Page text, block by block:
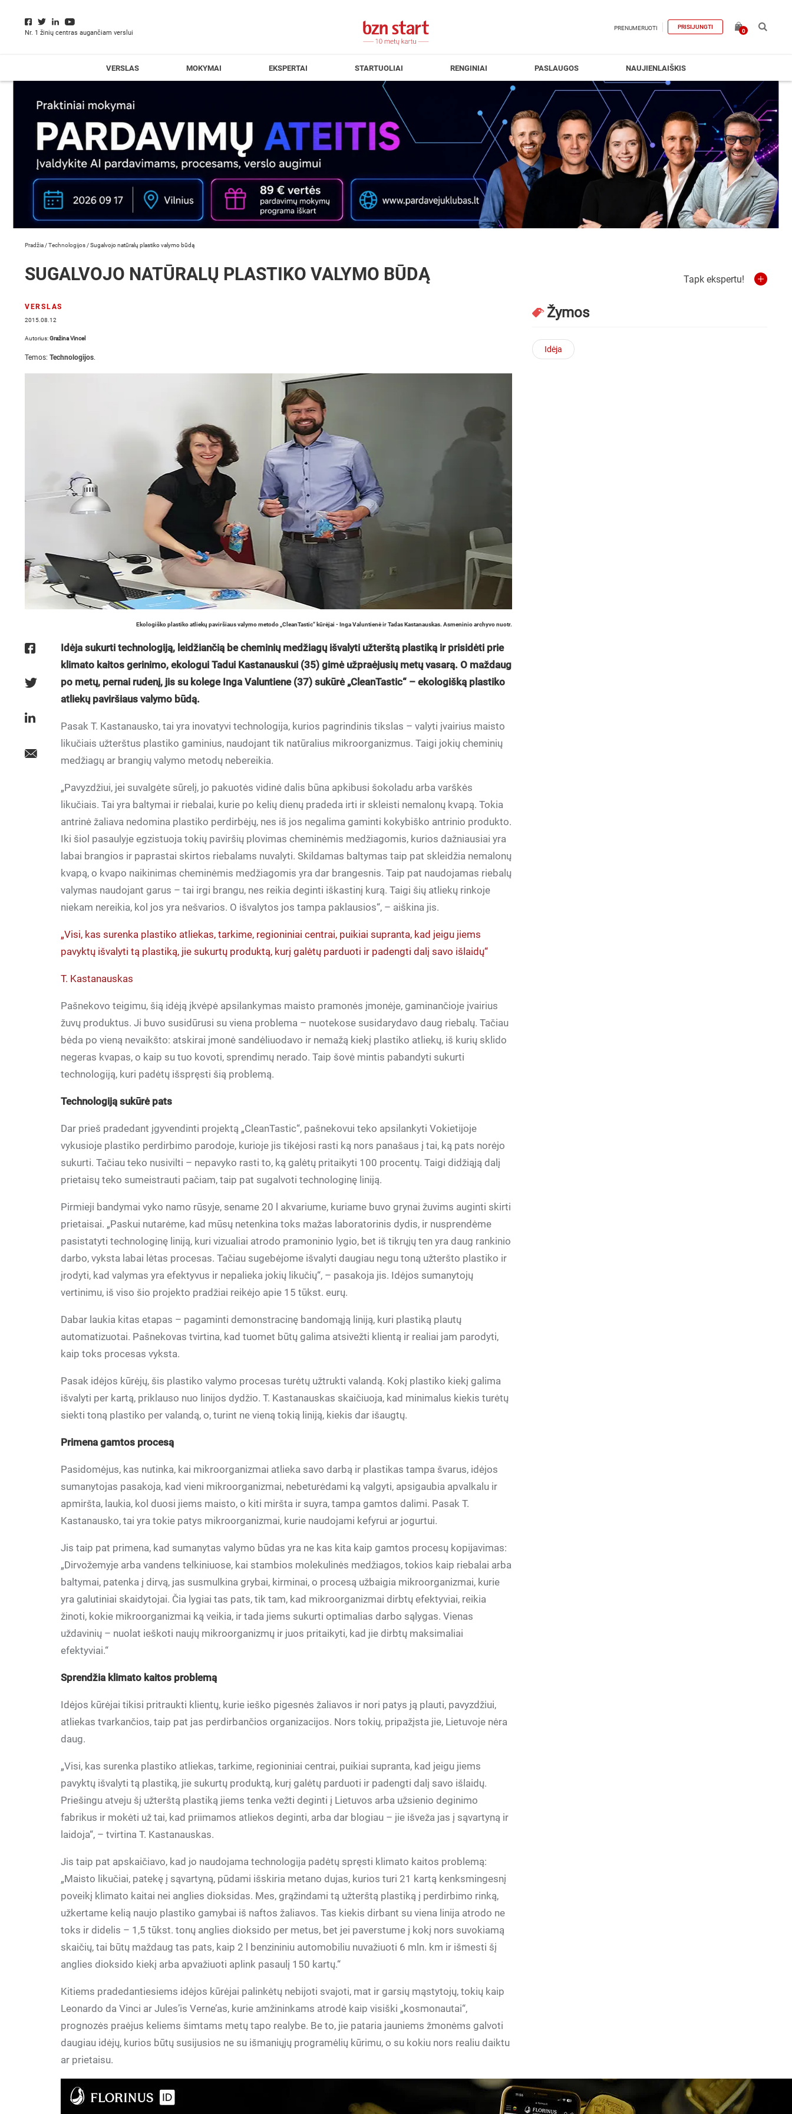
Nr. 1 žinių centras augančiam verslui
PRENUMERUOTI PRISIJUNGTI
0
VERSLAS MOKYMAI EKSPERTAI STARTUOLIAI RENGINIAI PASLAUGOS NAUJIENLAIŠKIS
Pradžia /Technologijos /Sugalvojo natūralų plastiko valymo būdą
SUGALVOJO NATŪRALŲ PLASTIKO VALYMO BŪDĄ
VERSLAS
2015.08.12
Autorius:Gražina Vincel
Temos: Technologijos.
Ekologiško plastiko atliekų paviršiaus valymo metodo „CleanTastic“ kūrėjai - Inga Valuntienė ir Tadas Kastanauskas. Asmeninio archyvo nuotr.
Idėja sukurti technologiją, leidžiančią be cheminių medžiagų išvalyti užterštą plastiką ir prisidėti prie
klimato kaitos gerinimo, ekologui Tadui Kastanauskui (35) gimė užpraėjusių metų vasarą. O maždaug
po metų, pernai rudenį, jis su kolege Inga Valuntiene (37) sukūrė „CleanTastic“ – ekologišką plastiko
atliekų paviršiaus valymo būdą.
Pasak T. Kastanausko, tai yra inovatyvi technologija, kurios pagrindinis tikslas – valyti įvairius maisto
likučiais užterštus plastiko gaminius, naudojant tik natūralius mikroorganizmus. Taigi jokių cheminių
medžiagų ar brangių valymo metodų nebereikia.
„Pavyzdžiui, jei suvalgėte sūrelį, jo pakuotės vidinė dalis būna apkibusi šokoladu arba varškės
likučiais. Tai yra baltymai ir riebalai, kurie po kelių dienų pradeda irti ir skleisti nemalonų kvapą. Tokia
antrinė žaliava nedomina plastiko perdirbėjų, nes iš jos negalima gaminti kokybiško antrinio produkto.
Iki šiol pasaulyje egzistuoja tokių paviršių plovimas cheminėmis medžiagomis, kurios dažniausiai yra
labai brangios ir paprastai skirtos riebalams nuvalyti. Skildamas baltymas taip pat skleidžia nemalonų
kvapą, o kvapo naikinimas cheminėmis medžiagomis yra dar brangesnis. Taip pat naudojamas riebalų
valymas naudojant garus – tai irgi brangu, nes reikia deginti iškastinį kurą. Taigi šių atliekų rinkoje
niekam nereikia, kol jos yra nešvarios. O išvalytos jos tampa paklausios“, – aiškina jis.
„Visi, kas surenka plastiko atliekas, tarkime, regioniniai centrai, puikiai supranta, kad jeigu jiems
pavyktų išvalyti tą plastiką, jie sukurtų produktą, kurį galėtų parduoti ir padengti dalį savo išlaidų“
T. Kastanauskas
Pašnekovo teigimu, šią idėją įkvėpė apsilankymas maisto pramonės įmonėje, gaminančioje įvairius
žuvų produktus. Ji buvo susidūrusi su viena problema – nuotekose susidarydavo daug riebalų. Tačiau
bėda po vieną nevaikšto: atskirai įmonė sandėliuodavo ir nemažą kiekį plastiko atliekų, iš kurių sklido
negeras kvapas, o kaip su tuo kovoti, sprendimų nerado. Taip šovė mintis pabandyti sukurti
technologiją, kuri padėtų išspręsti šią problemą.
Technologiją sukūrė pats
Dar prieš pradedant įgyvendinti projektą „CleanTastic“, pašnekovui teko apsilankyti Vokietijoje
vykusioje plastiko perdirbimo parodoje, kurioje jis tikėjosi rasti ką nors panašaus į tai, ką pats norėjo
sukurti. Tačiau teko nusivilti – nepavyko rasti to, ką galėtų pritaikyti 100 procentų. Taigi didžiąją dalį
prietaisų teko sumeistrauti pačiam, taip pat sugalvoti technologinę liniją.
Pirmieji bandymai vyko namo rūsyje, sename 20 l akvariume, kuriame buvo grynai žuvims auginti skirti
prietaisai. „Paskui nutarėme, kad mūsų netenkina toks mažas laboratorinis dydis, ir nusprendėme
pasistatyti technologinę liniją, kuri vizualiai atrodo pramoninio lygio, bet iš tikrųjų ten yra daug rankinio
darbo, vyksta labai lėtas procesas. Tačiau sugebėjome išvalyti daugiau negu toną užteršto plastiko ir
įrodyti, kad valymas yra efektyvus ir nepalieka jokių likučių“, – pasakoja jis. Idėjos sumanytojų
vertinimu, iš viso šio projekto pradžiai reikėjo apie 15 tūkst. eurų.
Dabar laukia kitas etapas – pagaminti demonstracinę bandomąją liniją, kuri plastiką plautų
automatizuotai. Pašnekovas tvirtina, kad tuomet būtų galima atsivežti klientą ir realiai jam parodyti,
kaip toks procesas vyksta.
Pasak idėjos kūrėjų, šis plastiko valymo procesas turėtų užtrukti valandą. Kokį plastiko kiekį galima
išvalyti per kartą, priklauso nuo linijos dydžio. T. Kastanauskas skaičiuoja, kad minimalus kiekis turėtų
siekti toną plastiko per valandą, o, turint ne vieną tokią liniją, kiekis dar išaugtų.
Primena gamtos procesą
Pasidomėjus, kas nutinka, kai mikroorganizmai atlieka savo darbą ir plastikas tampa švarus, idėjos
sumanytojas pasakoja, kad vieni mikroorganizmai, nebeturėdami ką valgyti, apsigaubia apvalkalu ir
apmiršta, laukia, kol duosi jiems maisto, o kiti miršta ir suyra, tampa gamtos dalimi. Pasak T.
Kastanausko, tai yra tokie patys mikroorganizmai, kurie naudojami kefyrui ar jogurtui.
Jis taip pat primena, kad sumanytas valymo būdas yra ne kas kita kaip gamtos procesų kopijavimas:
„Dirvožemyje arba vandens telkiniuose, kai stambios molekulinės medžiagos, tokios kaip riebalai arba
baltymai, patenka į dirvą, jas susmulkina grybai, kirminai, o procesą užbaigia mikroorganizmai, kurie
yra galutiniai skaidytojai. Čia lygiai tas pats, tik tam, kad mikroorganizmai dirbtų efektyviai, reikia
žinoti, kokie mikroorganizmai ką veikia, ir tada jiems sukurti optimalias darbo sąlygas. Vienas
uždavinių – nuolat ieškoti naujų mikroorganizmų ir juos pritaikyti, kad jie dirbtų maksimaliai
efektyviai.“
Sprendžia klimato kaitos problemą
Idėjos kūrėjai tikisi pritraukti klientų, kurie ieško pigesnės žaliavos ir nori patys ją plauti, pavyzdžiui,
atliekas tvarkančios, taip pat jas perdirbančios organizacijos. Nors tokių, pripažįsta jie, Lietuvoje nėra
daug.
„Visi, kas surenka plastiko atliekas, tarkime, regioniniai centrai, puikiai supranta, kad jeigu jiems
pavyktų išvalyti tą plastiką, jie sukurtų produktą, kurį galėtų parduoti ir padengti dalį savo išlaidų.
Priešingu atveju šį užterštą plastiką jiems tenka vežti deginti į Lietuvos arba užsienio deginimo
fabrikus ir mokėti už tai, kad priimamos atliekos deginti, arba dar blogiau – jie išveža jas į sąvartyną ir
laidoja“, – tvirtina T. Kastanauskas.
Jis taip pat apskaičiavo, kad jo naudojama technologija padėtų spręsti klimato kaitos problemą:
„Maisto likučiai, patekę į sąvartyną, pūdami išskiria metano dujas, kurios turi 21 kartą kenksmingesnį
poveikį klimato kaitai nei anglies dioksidas. Mes, grąžindami tą užterštą plastiką į perdirbimo rinką,
užkertame kelią naujo plastiko gamybai iš naftos žaliavos. Tas kiekis dirbant su viena linija atrodo ne
toks ir didelis – 1,5 tūkst. tonų anglies dioksido per metus, bet jei paverstume į kokį nors suvokiamą
skaičių, tai būtų maždaug tas pats, kaip 2 l benzininiu automobiliu nuvažiuoti 6 mln. km ir išmesti šį
anglies dioksido kiekį arba apvažiuoti aplink pasaulį 150 kartų.“
Kitiems pradedantiesiems idėjos kūrėjai palinkėtų nebijoti svajoti, mat ir garsių mąstytojų, tokių kaip
Leonardo da Vinci ar Jules’is Verne’as, kurie amžininkams atrodė kaip visiški „kosmonautai“,
prognozės praėjus keliems šimtams metų tapo realybe. Be to, jie pataria jauniems žmonėms galvoti
daugiau idėjų, kurios būtų susijusios ne su išmaniųjų programėlių kūrimu, o su kokiu nors realiu daiktu
ar prietaisu.
Tapk ekspertu!
Žymos
Idėja